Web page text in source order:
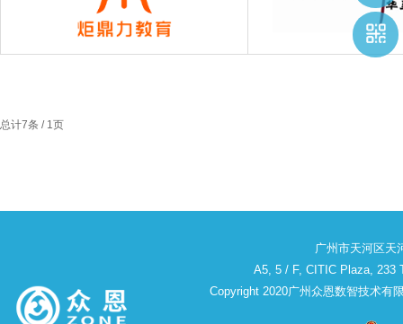
总计7条 / 1页
广州市天河区天
A5, 5 / F, CITIC Plaza, 233
Copyright 2020广州众恩数智技术有